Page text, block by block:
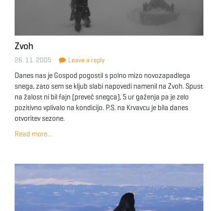
Zvoh
26. 11. 2005 Leave a reply
Danes nas je Gospod pogostil s polno mizo novozapadlega
snega, zato sem se kljub slabi napovedi namenil na Zvoh. Spust
na žalost ni bil fajn (preveč snegca), 5 ur gaženja pa je zelo
pozitivno vplivalo na kondicijo. P.S. na Krvavcu je bila danes
otvoritev sezone.
Read more...